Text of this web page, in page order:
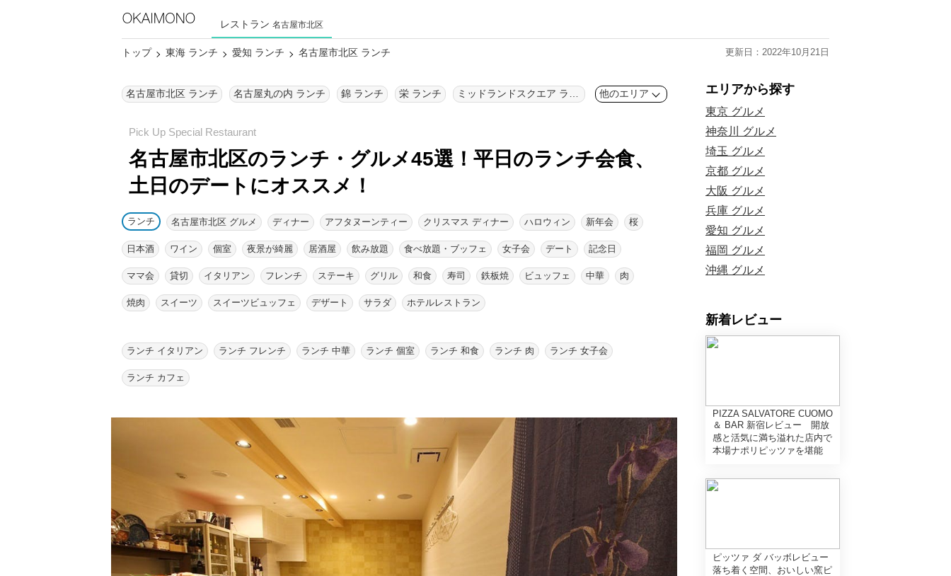
レストラン 名古屋市北区
トップ 東海 ランチ 愛知 ランチ 名古屋市北区 ランチ 更新日：2022年10月21日
名古屋市北区 ランチ 名古屋丸の内 ランチ 錦 ランチ 栄 ランチ 他のエリア
名古屋市北区のランチ・グルメ45選！ 平日のランチ会食、
土日のデートにオススメ！
ランチ 名古屋市北区 グルメ ディナー アフタヌーンティー クリスマス ディナー ハロウィン 新年会 桜
日本酒 ワイン 個室 夜景が綺麗 居酒屋 飲み放題 食べ放題・ブッフェ 女子会 デート 記念日
ママ会 貸切 イタリアン フレンチ ステーキ グリル 和食 寿司 鉄板焼 ビュッフェ 中華 肉
焼肉 スイーツ スイーツビュッフェ デザート サラダ ホテルレストラン
ランチ イタリアン ランチ フレンチ ランチ 中華 ランチ 個室 ランチ 和食 ランチ 肉 ランチ 女子会
ランチ カフェ
エリアから探す
東京 グルメ
神奈川 グルメ
埼玉 グルメ
京都 グルメ
大阪 グルメ
兵庫 グルメ
愛知 グルメ
福岡 グルメ
沖縄 グルメ
新着レビュー
PIZZA SALVATORE CUOMO
＆ BAR 新宿レビュー 開放
感と活気に満ち溢れた店内で
本場ナポリピッツァを堪能
ピッツァ ダ バッボレビュー
落ち着く空間、おいしい窯ピ